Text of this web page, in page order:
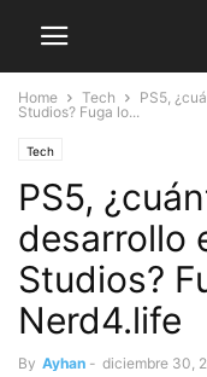
Home Tech
PS5,
Studios? Fuga lo...
Tech
PS5,
desarrollo
Studios?
Nerd4.life
By Ayhan - diciembre 30,